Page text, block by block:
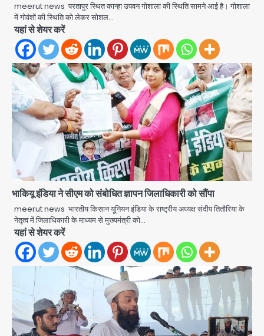
meerut news परतापुर स्थित कान्हा उपवन गोशाला की स्थिति सामने आई है। गोशाला
में गोवंशों की स्थिति को लेकर सोशल…
यहां से शेयर करें
भाकियू इंडिया ने सीएम को संबोधित ज्ञापन जिलाधिकारी को सौंपा
meerut news भारतीय किसान यूनियन इंडिया के राष्ट्रीय अध्यक्ष संदीप तितौरिया के
नेतृत्व में जिलाधिकारी के माध्यम से मुख्यमंत्री को…
यहां से शेयर करें
Noida Authority: जांच के घेरे में प्लानिंग
विभाग, GM मीना भार्गव पर उठ रहे सवाल,
कार्रवाई में देरी पर भी चर्चा तेज
jai hind janab
Noida News: गांजा तस्कर महिला से
सांठगांठ के आरोप में सिपाही गिरफ्तार, सेवा से
बर्खास्त, कई पुलिसकर्मियों में डर
jai hind janab
4
Noida Child PGI Park: चाइल्ड
पीजीआई पार्क में झूले के पास लोहे की ग्रिल में
उतरा करंट, 7 साल के बच्चे की हालत गंभीर,
बिजली विभाग पर लापरवाही का आरोप
Avinash Kumar